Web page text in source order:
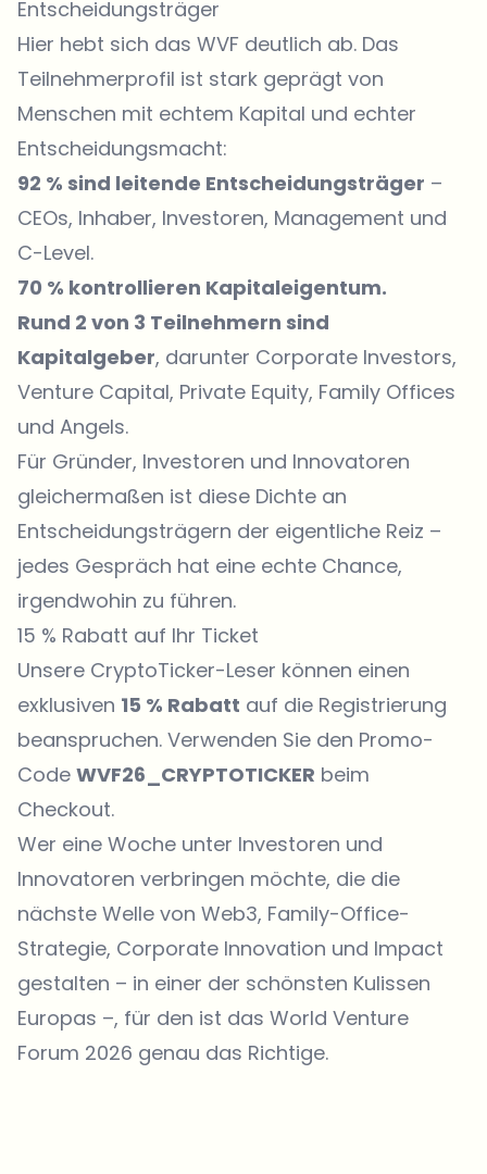
Entscheidungsträger
Hier hebt sich das WVF deutlich ab. Das
Teilnehmerprofil ist stark geprägt von
Menschen mit echtem Kapital und echter
Entscheidungsmacht:
92 % sind leitende Entscheidungsträger –
CEOs, Inhaber, Investoren, Management und
C-Level.
70 % kontrollieren Kapitaleigentum.
Rund 2 von 3 Teilnehmern sind
Kapitalgeber, darunter Corporate Investors,
Venture Capital, Private Equity, Family Offices
und Angels.
Für Gründer, Investoren und Innovatoren
gleichermaßen ist diese Dichte an
Entscheidungsträgern der eigentliche Reiz –
jedes Gespräch hat eine echte Chance,
irgendwohin zu führen.
15 % Rabatt auf Ihr Ticket
Unsere CryptoTicker-Leser können einen
exklusiven 15 % Rabatt auf die Registrierung
beanspruchen. Verwenden Sie den Promo-
Code WVF26_CRYPTOTICKER beim
Checkout.
Wer eine Woche unter Investoren und
Innovatoren verbringen möchte, die die
nächste Welle von Web3, Family-Office-
Strategie, Corporate Innovation und Impact
gestalten – in einer der schönsten Kulissen
Europas –, für den ist das World Venture
Forum 2026 genau das Richtige.